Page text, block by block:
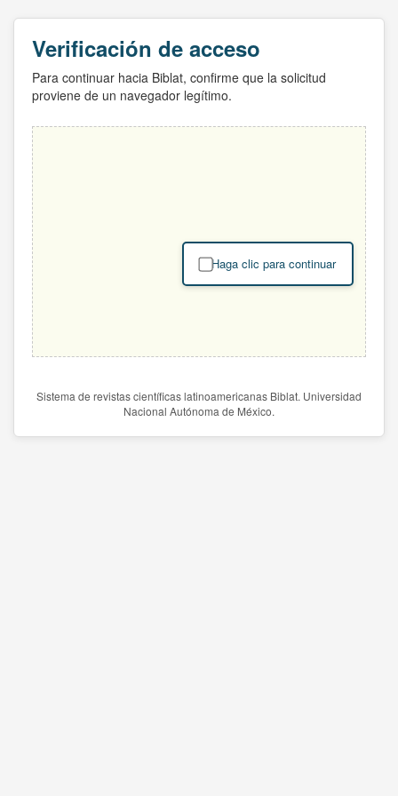
Verificación de acceso
Para continuar hacia Biblat, confirme que la solicitud
proviene de un navegador legítimo.
Haga clic para continuar
Sistema de revistas científicas latinoamericanas Biblat. Universidad
Nacional Autónoma de México.